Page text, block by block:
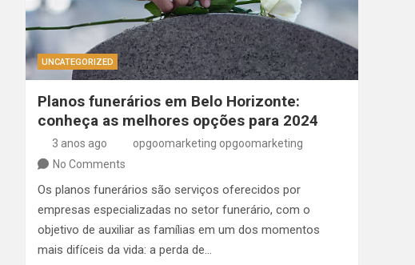
UNCATEGORIZED
Planos funerários em Belo Horizonte:
conheça as melhores opções para 2024
3 anos ago
opgoomarketing opgoomarketing
No Comments
Os planos funerários são serviços oferecidos por
empresas especializadas no setor funerário, com o
objetivo de auxiliar as famílias em um dos momentos
mais difíceis da vida: a perda de…